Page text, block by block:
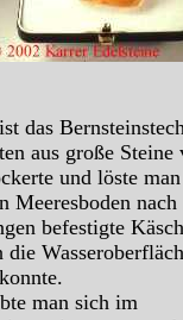
das
aus große Steine
und löste
Meeresboden nach
befestigte
man sich im